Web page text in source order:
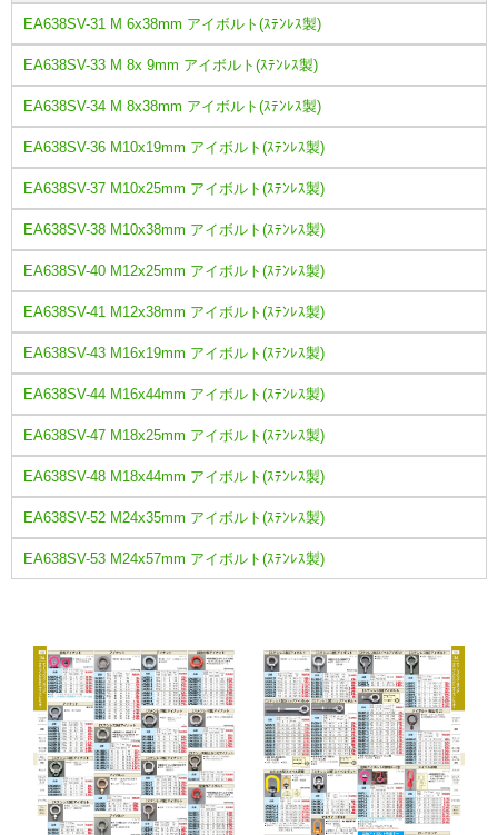
EA638SV-31 M 6x38mm アイボルト(ｽﾃﾝﾚｽ製)
EA638SV-33 M 8x 9mm アイボルト(ｽﾃﾝﾚｽ製)
EA638SV-34 M 8x38mm アイボルト(ｽﾃﾝﾚｽ製)
EA638SV-36 M10x19mm アイボルト(ｽﾃﾝﾚｽ製)
EA638SV-37 M10x25mm アイボルト(ｽﾃﾝﾚｽ製)
EA638SV-38 M10x38mm アイボルト(ｽﾃﾝﾚｽ製)
EA638SV-40 M12x25mm アイボルト(ｽﾃﾝﾚｽ製)
EA638SV-41 M12x38mm アイボルト(ｽﾃﾝﾚｽ製)
EA638SV-43 M16x19mm アイボルト(ｽﾃﾝﾚｽ製)
EA638SV-44 M16x44mm アイボルト(ｽﾃﾝﾚｽ製)
EA638SV-47 M18x25mm アイボルト(ｽﾃﾝﾚｽ製)
EA638SV-48 M18x44mm アイボルト(ｽﾃﾝﾚｽ製)
EA638SV-52 M24x35mm アイボルト(ｽﾃﾝﾚｽ製)
EA638SV-53 M24x57mm アイボルト(ｽﾃﾝﾚｽ製)